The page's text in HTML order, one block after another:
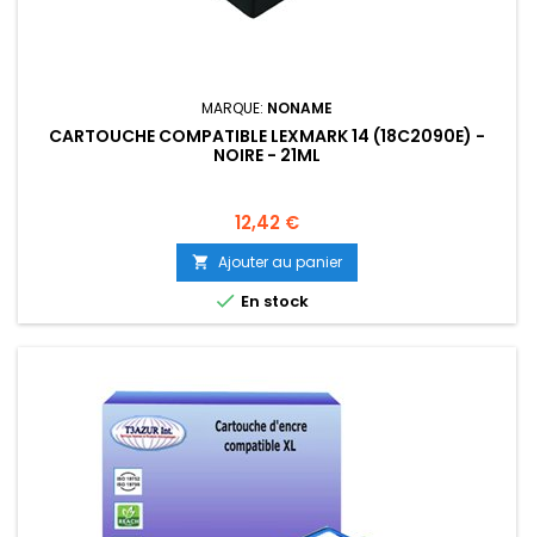
MARQUE: NONAME
CARTOUCHE COMPATIBLE LEXMARK 14 (18C2090E) -
NOIRE - 21ML
Prix
12,42 €
 Ajouter au panier
 En stock